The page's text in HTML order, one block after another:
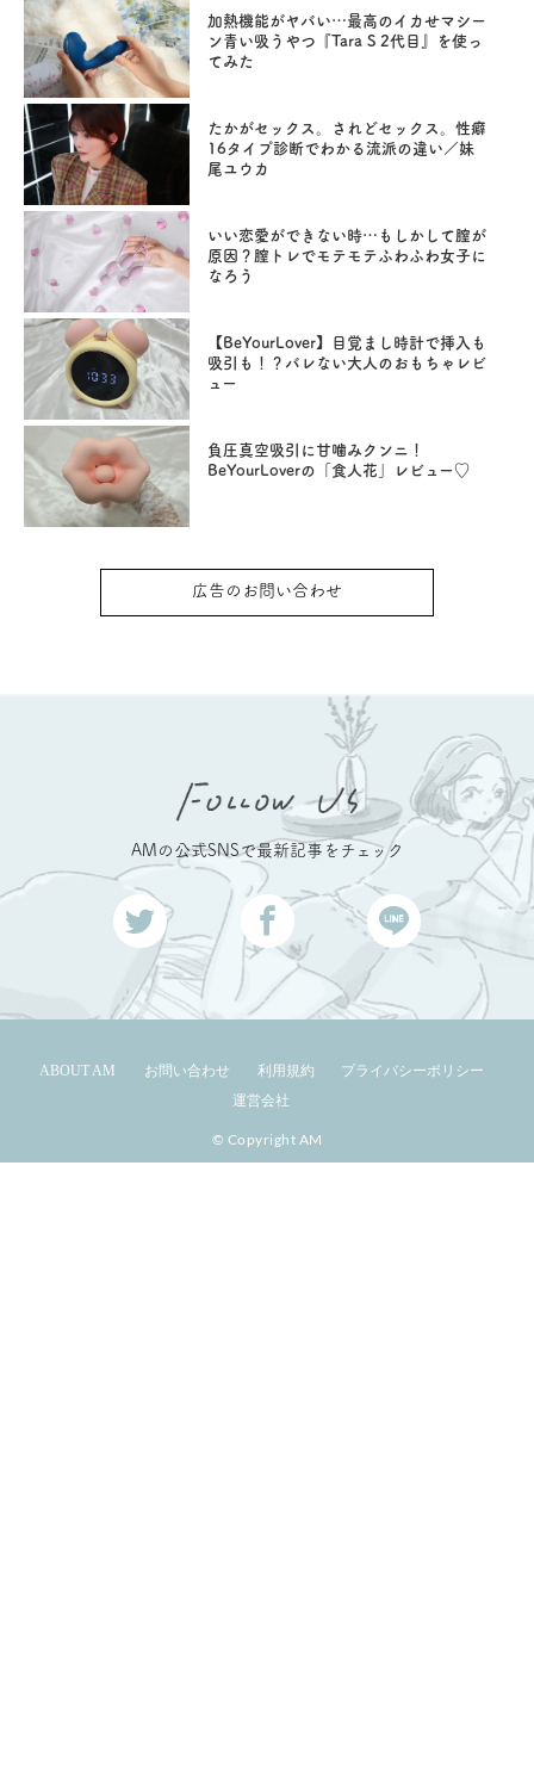
加熱機能がヤバい…最高のイカせマシー
ン青い吸うやつ『Tara S 2代目』を使っ
てみた
たかがセックス。されどセックス。性癖
16タイプ診断でわかる流派の違い／妹
尾ユウカ
いい恋愛ができない時…もしかして膣が
原因？膣トレでモテモテふわふわ女子に
なろう
【BeYourLover】目覚まし時計で挿入も
吸引も！？バレない大人のおもちゃレビ
ュー
負圧真空吸引に甘噛みクンニ！
BeYourLoverの「食人花」レビュー♡
広告のお問い合わせ
AMの公式SNSで最新記事をチェック
ABOUT AM お問い合わせ 利用規約
プライバシーポリシー
運営会社
© Copyright AM